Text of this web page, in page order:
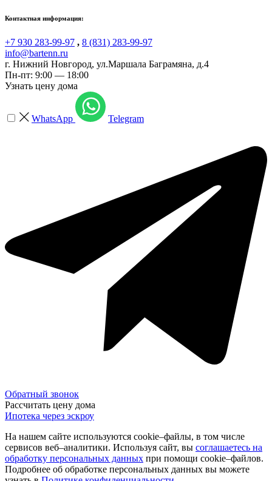
Контактная информация:
+7 930 283-99-97 , 8 (831) 283-99-97
info@bartenn.ru
г. Нижний Новгород, ул.Маршала Баграмяна, д.4
Пн-пт: 9:00 — 18:00
Узнать цену дома
WhatsApp Telegram
Обратный звонок
Рассчитать цену дома
Ипотека через эскроу
На нашем сайте используются cookie–файлы, в том числе
сервисов веб–аналитики. Используя сайт, вы соглашаетесь на
обработку персональных данных при помощи cookie–файлов.
Подробнее об обработке персональных данных вы можете